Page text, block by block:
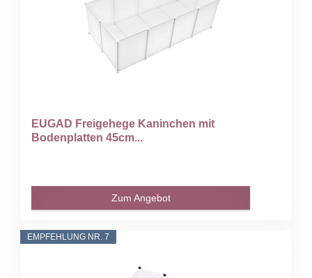
EUGAD Freigehege Kaninchen mit
Bodenplatten 45cm...
Zum Angebot
EMPFEHLUNG NR. 7